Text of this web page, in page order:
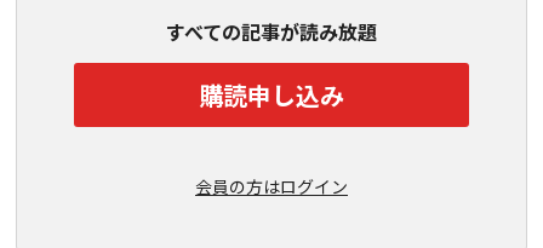
すべての記事が読み放題
購読申し込み
会員の方はログイン